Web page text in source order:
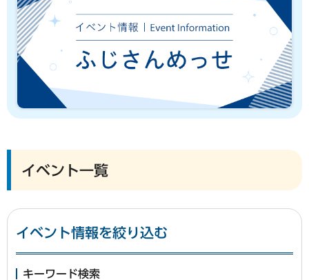
イベント一覧
イベント情報を絞り込む
キーワード検索